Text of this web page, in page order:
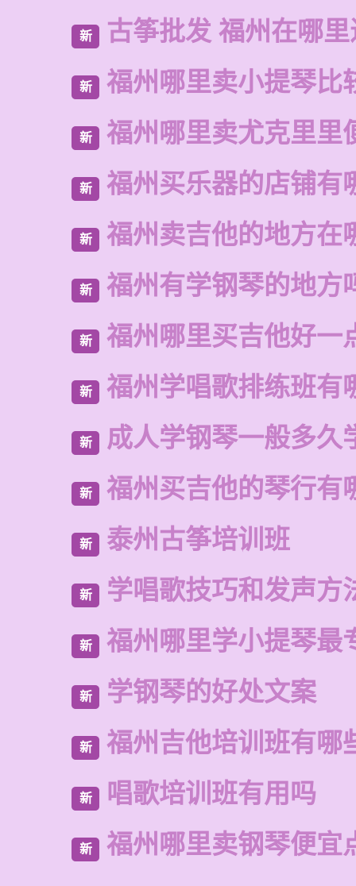
新 古筝批发 福州在哪
新 福州哪里卖小提琴比
新 福州哪里卖尤克里里
新 福州买乐器的店铺有
新 福州卖吉他的地方在
新 福州有学钢琴的地方
新 福州哪里买吉他好一
新 福州学唱歌排练班有
新 成人学钢琴一般多久
新 福州买吉他的琴行有
新 泰州古筝培训班
新 学唱歌技巧和发声方
新 福州哪里学小提琴最
新 学钢琴的好处文案
新 福州吉他培训班有哪
新 唱歌培训班有用吗
新 福州哪里卖钢琴便宜